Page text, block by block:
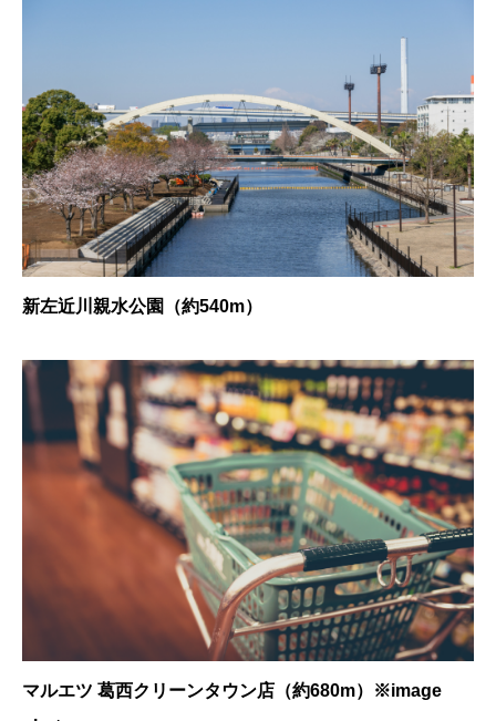
新左近川親水公園（約540m）
マルエツ 葛西クリーンタウン店（約680m）※image